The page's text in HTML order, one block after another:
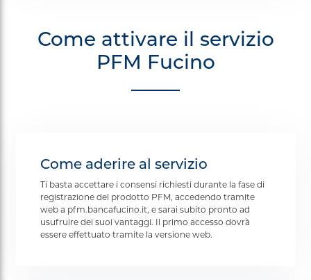
Come attivare il servizio
PFM Fucino
Come aderire al servizio
Ti basta accettare i consensi richiesti durante la fase di
registrazione del prodotto PFM, accedendo tramite
web a pfm.bancafucino.it, e sarai subito pronto ad
usufruire dei suoi vantaggi. Il primo accesso dovrà
essere effettuato tramite la versione web.